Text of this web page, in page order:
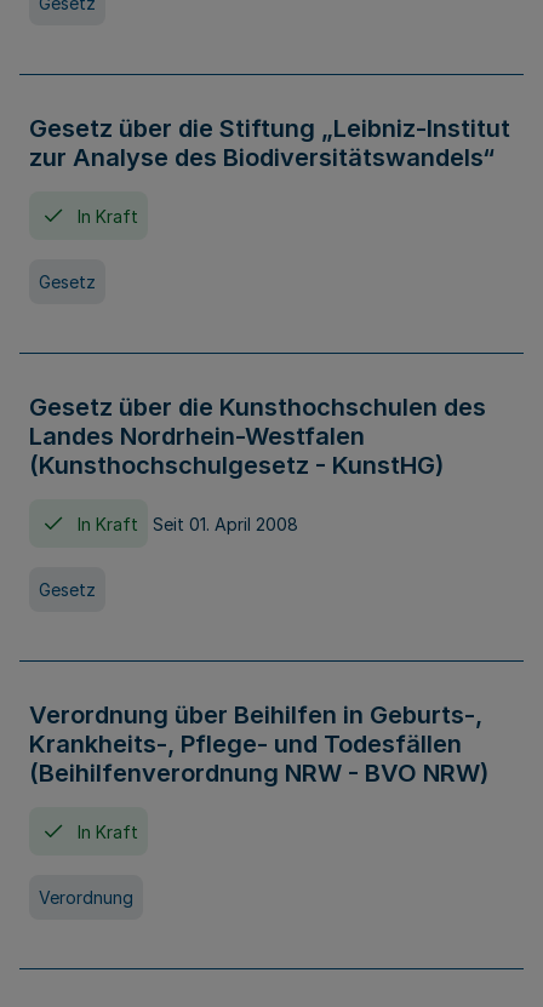
Gesetz über die Stiftung „Leibniz-Institut
zur Analyse des Biodiversitätswandels“
In Kraft
Gesetz
Gesetz über die Kunsthochschulen des
Landes Nordrhein-Westfalen
(Kunsthochschulgesetz - KunstHG)
In Kraft Seit 01. April 2008
Gesetz
Verordnung über Beihilfen in Geburts-,
Krankheits-, Pflege- und Todesfällen
(Beihilfenverordnung NRW - BVO NRW)
In Kraft
Verordnung